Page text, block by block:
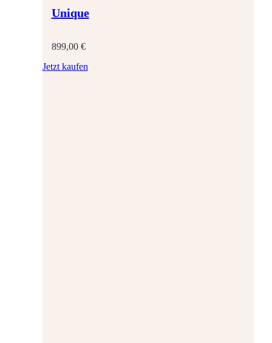
Unique
899,00 €
Jetzt kaufen